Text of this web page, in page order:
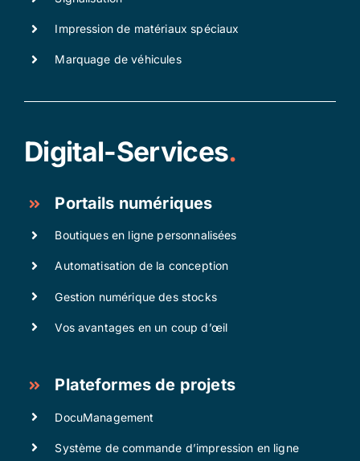
Impression de matériaux spéciaux
Marquage de véhicules
Digital-Services.
Portails numériques
Boutiques en ligne personnalisées
Automatisation de la conception
Gestion numérique des stocks
Vos avantages en un coup d’œil
Plateformes de projets
DocuManagement
Système de commande d’impression en ligne